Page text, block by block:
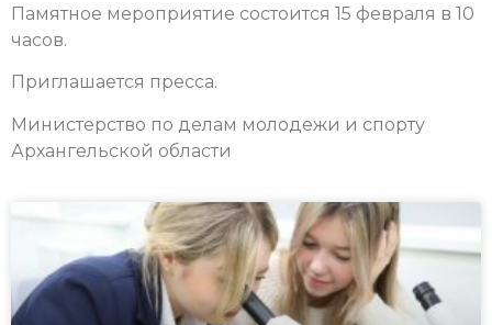
Памятное мероприятие состоится 15 февраля в 10
часов.
Приглашается пресса.
Министерство по делам молодежи и спорту
Архангельской области